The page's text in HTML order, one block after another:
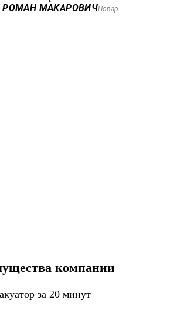
РОМАН МАКАРОВИЧПовар
компании
за 20 минут